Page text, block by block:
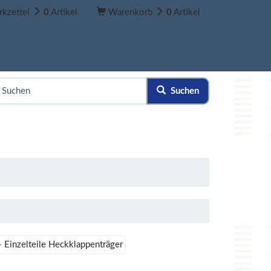
0 Artikel Warenkorb 0 Artikel
Suchen
Einzelteile Heckklappenträger